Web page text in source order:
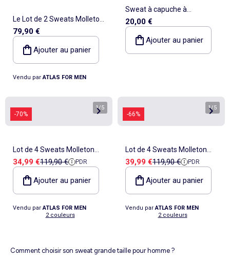
Le Lot de 2 Sweats Molleton
79,90 €
Ajouter au panier
Vendu par ATLAS FOR MEN
Sweat à capuche à
ouverture zippée
20,00 €
Ajouter au panier
-70%
1/5
Lot de 4 Sweats Molleton
Atlas® - ATLAS FOR MEN
Prix de vente
34,99 €Prix de référence
119,90 € PDR
Ajouter au panier
Vendu par ATLAS FOR MEN
2 couleurs
-66%
1/5
Lot de 4 Sweats Molleton
Atlas® - ATLAS FOR MEN
Prix de vente
39,99 €Prix de référence
119,90 € PDR
Ajouter au panier
Vendu par ATLAS FOR MEN
2 couleurs
Comment choisir son sweat grande taille pour homme ?